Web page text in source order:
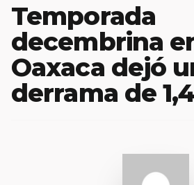
Temporada
decembrina
Oaxaca dejó
derrama de